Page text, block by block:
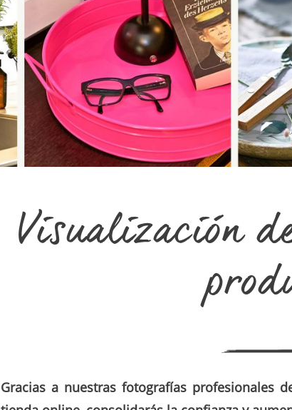
Visualización
Gracias a nuestras fotografías profesionales